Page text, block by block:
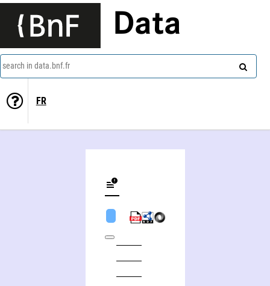
Data
search in data.bnf.fr
FR